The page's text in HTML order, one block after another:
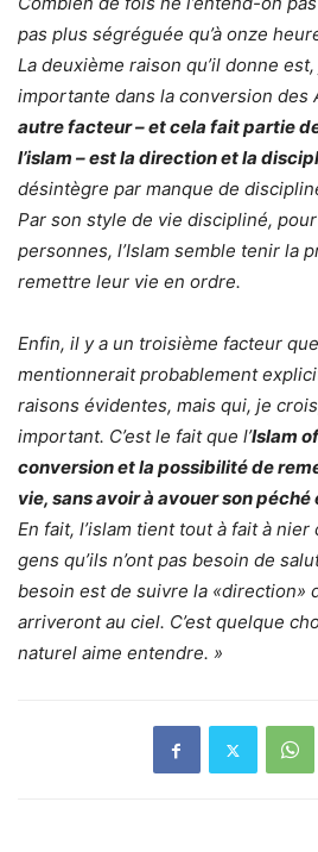
pas plus ségréguée qu’à onze
La deuxième raison qu’il donne
importante dans la conversion des
autre facteur – et cela fait partie
l’islam – est la direction et la
désintègre par manque de
Par son style de vie discipliné,
personnes, l’Islam semble tenir la
remettre leur vie en ordre.
Enfin, il y a un troisième facteur
mentionnerait probablement
raisons évidentes, mais qui, je
important. C’est le fait que l’Islam
conversion et la possibilité de
vie, sans avoir à avouer son
En fait, l’islam tient tout à fait à
gens qu’ils n’ont pas besoin de
besoin est de suivre la «direction»
arriveront au ciel. C’est quelque
naturel aime entendre. »